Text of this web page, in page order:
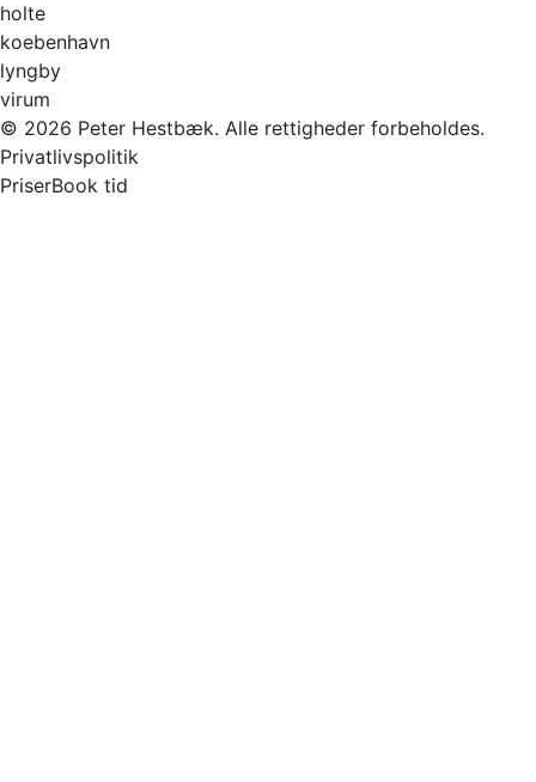
holte
koebenhavn
lyngby
virum
© 2026 Peter Hestbæk. Alle rettigheder forbeholdes.
Privatlivspolitik
PriserBook tid